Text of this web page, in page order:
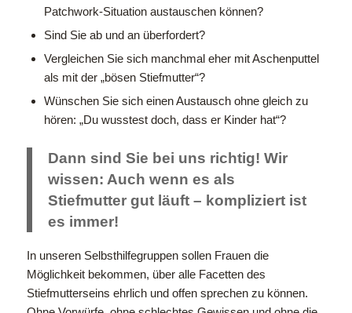
Patchwork-Situation austauschen können?
Sind Sie ab und an überfordert?
Vergleichen Sie sich manchmal eher mit Aschenputtel
als mit der „bösen Stiefmutter“?
Wünschen Sie sich einen Austausch ohne gleich zu
hören: „Du wusstest doch, dass er Kinder hat“?
Dann sind Sie bei uns richtig! Wir
wissen: Auch wenn es als
Stiefmutter gut läuft – kompliziert ist
es immer!
In unseren Selbsthilfegruppen sollen Frauen die
Möglichkeit bekommen, über alle Facetten des
Stiefmutterseins ehrlich und offen sprechen zu können.